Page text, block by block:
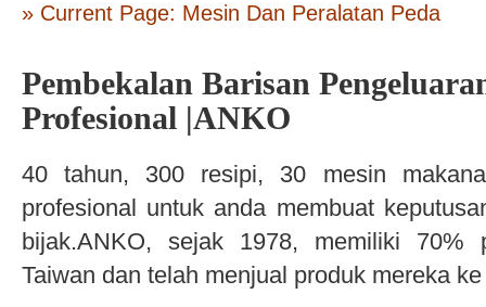
» Current Page: Mesin Dan Peralatan Peda
Pembekalan Barisan
Profesional |ANKO
40 tahun, 300 resipi, 30 mesin
profesional untuk anda membuat
bijak.ANKO, sejak 1978, memiliki 70%
Taiwan dan telah menjual produk mereka